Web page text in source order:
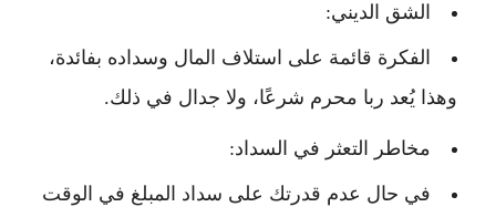
الشق الديني:
الفكرة قائمة على استلاف المال وسداده بفائدة،
وهذا يُعد ربا محرم شرعًا، ولا جدال في ذلك.
مخاطر التعثر في السداد:
في حال عدم قدرتك على سداد المبلغ في الوقت